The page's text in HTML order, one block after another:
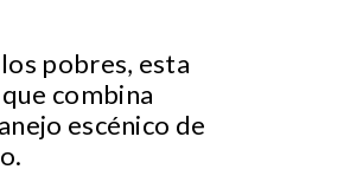
pobres, esta
combina
escénico de